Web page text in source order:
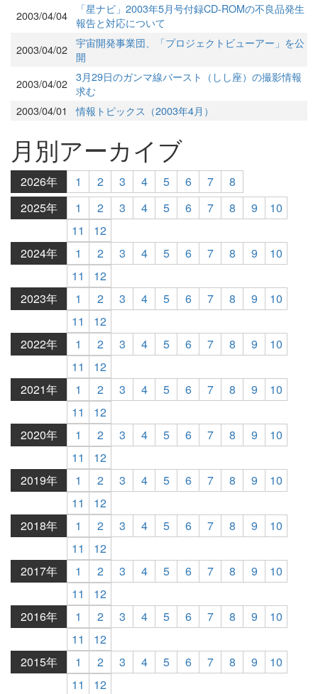
2003/04/04
「星ナビ」2003年5月号付録CD-ROMの不良品発生
報告と対応について
2003/04/02 宇宙開発事業団、「プロジェクトビューアー」を公
開
2003/04/02 3月29日のガンマ線バースト（しし座）の撮影情報
求む
2003/04/01
情報トピックス（2003年4月）
月別アーカイブ
2026年 1 2 3 4 5 6 7
8
2025年
1 2 3 4 5 6 7 8 9
10
11
12
2024年
1 2 3 4 5 6 7 8 9
10
11
12
2023年
1 2 3 4 5 6 7 8 9
10
11
12
2022年
1 2 3 4 5 6 7 8 9
10
11
12
2021年
1 2 3 4 5 6 7 8 9
10
11
12
2020年
1 2 3 4 5 6 7 8 9
10
11
12
2019年
1 2 3 4 5 6 7 8 9
10
11
12
2018年
1 2 3 4 5 6 7 8 9
10
11
12
2017年
1 2 3 4 5 6 7 8 9
10
11
12
2016年
1 2 3 4 5 6 7 8 9
10
11
12
2015年
1 2 3 4 5 6 7 8 9
10
11
12